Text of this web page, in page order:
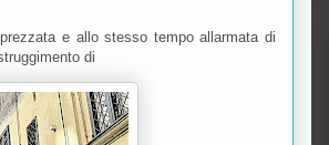
e allo stesso tempo allarmata di
di